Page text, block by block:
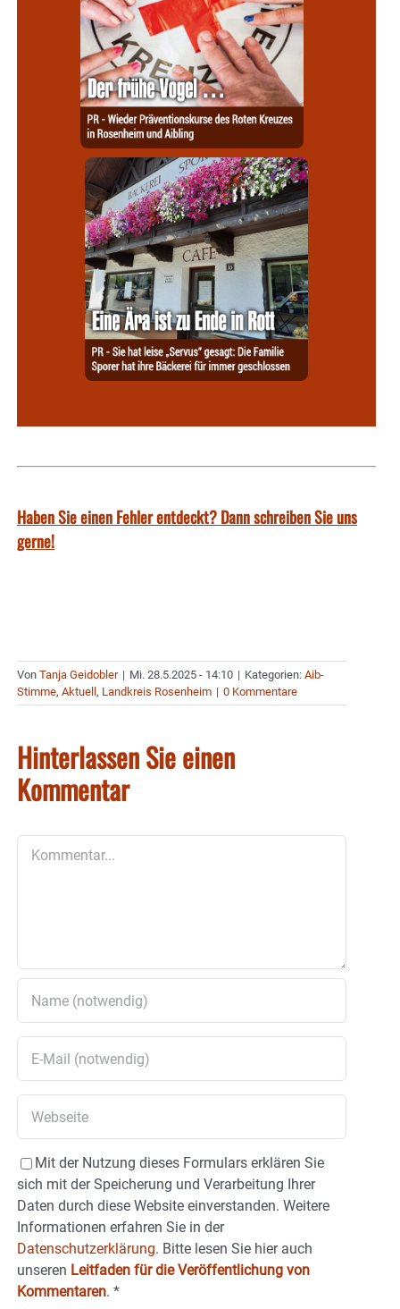
Haben Sie einen Fehler entdeckt? Dann schreiben Sie uns
gerne!
Von Tanja Geidobler | Mi. 28.5.2025 - 14:10 | Kategorien: Aib-
Stimme, Aktuell , Landkreis Rosenheim | 0 Kommentare
Hinterlassen Sie einen
Kommentar
Mit der Nutzung dieses Formulars erklären Sie
sich mit der Speicherung und Verarbeitung Ihrer
Daten durch diese Website einverstanden. Weitere
Informationen erfahren Sie in der
Datenschutzerklärung. Bitte lesen Sie hier auch
unseren Leitfaden für die Veröffentlichung von
Kommentaren. *